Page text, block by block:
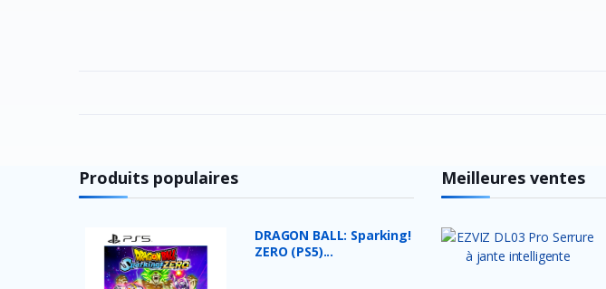
Produits populaires
DRAGON BALL: Sparking!
ZERO (PS5)...
Meilleures ventes